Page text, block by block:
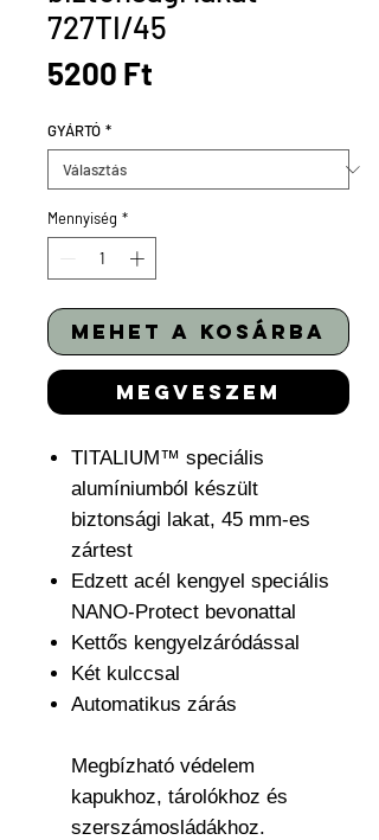
727TI/45
5200 Ft
GYÁRTÓ *
Mennyiség *
mehet a kosárba
megveszem
TITALIUM™ speciális
alumíniumból készült
biztonsági lakat, 45 mm-es
zártest
Edzett acél kengyel speciális
NANO-Protect bevonattal
Kettős kengyelzáródással
Két kulccsal
Automatikus zárás
Megbízható védelem
kapukhoz, tárolókhoz és
szerszámosládákhoz.